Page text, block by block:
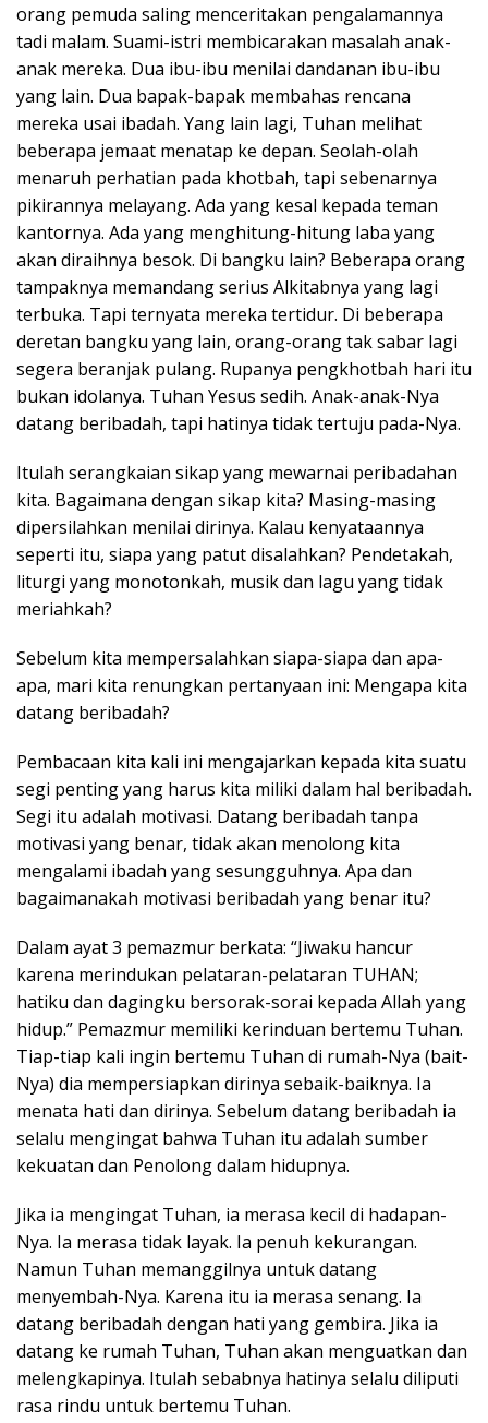
orang pemuda saling menceritakan pengalamannya
tadi malam. Suami-istri membicarakan masalah anak-
anak mereka. Dua ibu-ibu menilai dandanan ibu-ibu
yang lain. Dua bapak-bapak membahas rencana
mereka usai ibadah. Yang lain lagi, Tuhan melihat
beberapa jemaat menatap ke depan. Seolah-olah
menaruh perhatian pada khotbah, tapi sebenarnya
pikirannya melayang. Ada yang kesal kepada teman
kantornya. Ada yang menghitung-hitung laba yang
akan diraihnya besok. Di bangku lain? Beberapa orang
tampaknya memandang serius Alkitabnya yang lagi
terbuka. Tapi ternyata mereka tertidur. Di beberapa
deretan bangku yang lain, orang-orang tak sabar lagi
segera beranjak pulang. Rupanya pengkhotbah hari itu
bukan idolanya. Tuhan Yesus sedih. Anak-anak-Nya
datang beribadah, tapi hatinya tidak tertuju pada-Nya.
Itulah serangkaian sikap yang mewarnai peribadahan
kita. Bagaimana dengan sikap kita? Masing-masing
dipersilahkan menilai dirinya. Kalau kenyataannya
seperti itu, siapa yang patut disalahkan? Pendetakah,
liturgi yang monotonkah, musik dan lagu yang tidak
meriahkah?
Sebelum kita mempersalahkan siapa-siapa dan apa-
apa, mari kita renungkan pertanyaan ini: Mengapa kita
datang beribadah?
Pembacaan kita kali ini mengajarkan kepada kita suatu
segi penting yang harus kita miliki dalam hal beribadah.
Segi itu adalah motivasi. Datang beribadah tanpa
motivasi yang benar, tidak akan menolong kita
mengalami ibadah yang sesungguhnya. Apa dan
bagaimanakah motivasi beribadah yang benar itu?
Dalam ayat 3 pemazmur berkata: “Jiwaku hancur
karena merindukan pelataran-pelataran TUHAN;
hatiku dan dagingku bersorak-sorai kepada Allah yang
hidup.” Pemazmur memiliki kerinduan bertemu Tuhan.
Tiap-tiap kali ingin bertemu Tuhan di rumah-Nya (bait-
Nya) dia mempersiapkan dirinya sebaik-baiknya. Ia
menata hati dan dirinya. Sebelum datang beribadah ia
selalu mengingat bahwa Tuhan itu adalah sumber
kekuatan dan Penolong dalam hidupnya.
Jika ia mengingat Tuhan, ia merasa kecil di hadapan-
Nya. Ia merasa tidak layak. Ia penuh kekurangan.
Namun Tuhan memanggilnya untuk datang
menyembah-Nya. Karena itu ia merasa senang. Ia
datang beribadah dengan hati yang gembira. Jika ia
datang ke rumah Tuhan, Tuhan akan menguatkan dan
melengkapinya. Itulah sebabnya hatinya selalu diliputi
rasa rindu untuk bertemu Tuhan.